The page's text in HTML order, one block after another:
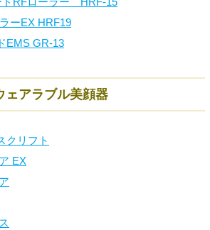
ーEX HRF19
EMS GR-13
ェアラブル美顔器
クリフト
EX